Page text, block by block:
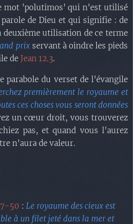
mot 'polutimos' qui n'est utilisé
de Dieu et qui signifie : de
deuxième utilisation de ce terme
prixservant à oindre les pieds
de Jean 12.3.
parabole du verset de l'évangile
premièrement le royaume et
ces choses vous seront données
un cœur droit, vous trouverez
pas, et quand vous l'aurez
n'aura de valeur.
50 : Le royaume des cieux est
à un filet jeté dans la mer et